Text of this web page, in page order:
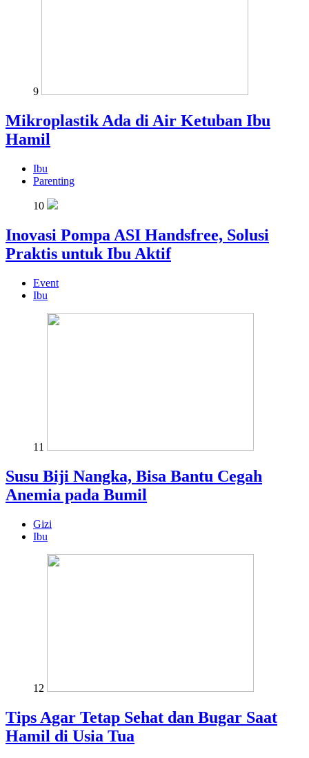
9
Mikroplastik Ada di Air Ketuban Ibu
Hamil
Ibu
Parenting
10
Inovasi Pompa ASI Handsfree, Solusi
Praktis untuk Ibu Aktif
Event
Ibu
11
Susu Biji Nangka, Bisa Bantu Cegah
Anemia pada Bumil
Gizi
Ibu
12
Tips Agar Tetap Sehat dan Bugar Saat
Hamil di Usia Tua